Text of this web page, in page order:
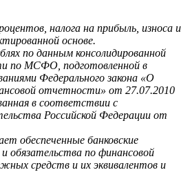
налога на прибыль, износа и
основе.
по данным консолидированной
по МСФО, подготовленной в
Федерального закона «О
отчетности» от 27.07.2010
в соответствии с
Российской Федерации от
обеспеченные банковские
обязательства по финансовой
средств и их эквивалентов и